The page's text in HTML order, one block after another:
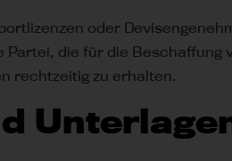
oder
Partei, die für die
rechtzeitig zu erhalten.